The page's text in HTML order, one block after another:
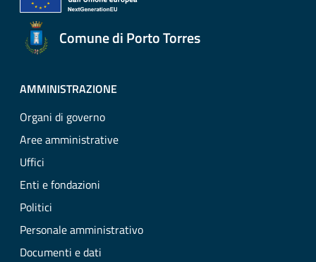
Comune di Porto Torres
AMMINISTRAZIONE
Organi di governo
Aree amministrative
Uffici
Enti e fondazioni
Politici
Personale amministrativo
Documenti e dati